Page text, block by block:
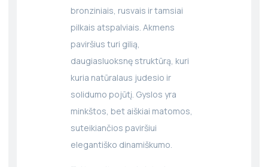
bronziniais, rusvais ir tamsiai
pilkais atspalviais. Akmens
paviršius turi gilią,
daugiasluoksnę struktūrą, kuri
kuria natūralaus judesio ir
solidumo pojūtį. Gyslos yra
minkštos, bet aiškiai matomos,
suteikiančios paviršiui
elegantiško dinamiškumo.